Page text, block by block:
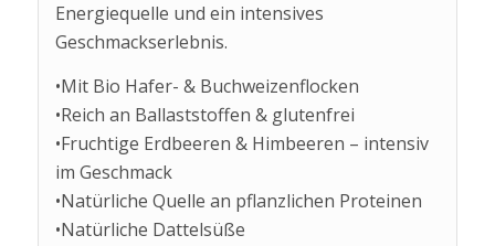
Energiequelle und ein intensives
Geschmackserlebnis.
•Mit Bio Hafer- & Buchweizenflocken
•Reich an Ballaststoffen & glutenfrei
•Fruchtige Erdbeeren & Himbeeren – intensiv
im Geschmack
•Natürliche Quelle an pflanzlichen Proteinen
•Natürliche Dattelsüße